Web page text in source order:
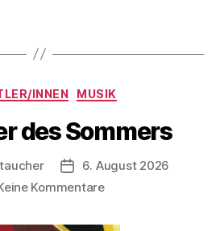
Kategorien
INNEN MUSIK
des Sommers
Veröffentlichungsdatum
6. August 2026
Kommentarezu
des